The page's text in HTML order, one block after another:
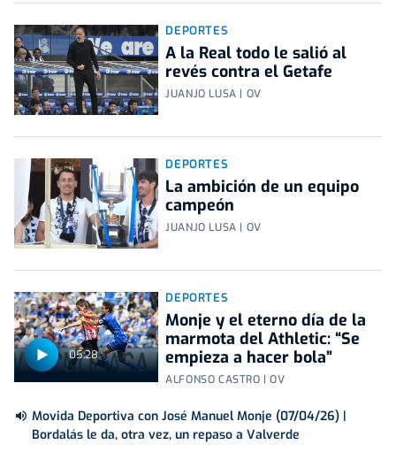
DEPORTES
A la Real todo le salió al
revés contra el Getafe
JUANJO LUSA | OV
DEPORTES
La ambición de un equipo
campeón
JUANJO LUSA | OV
05:28
DEPORTES
Monje y el eterno día de la
marmota del Athletic: “Se
empieza a hacer bola”
ALFONSO CASTRO | OV
Movida Deportiva con José Manuel Monje (07/04/26) |
Bordalás le da, otra vez, un repaso a Valverde